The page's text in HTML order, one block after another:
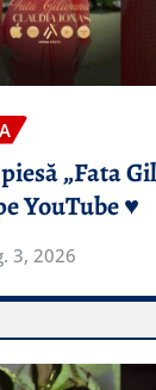
„Fata
YouTube ♥️
3, 2026